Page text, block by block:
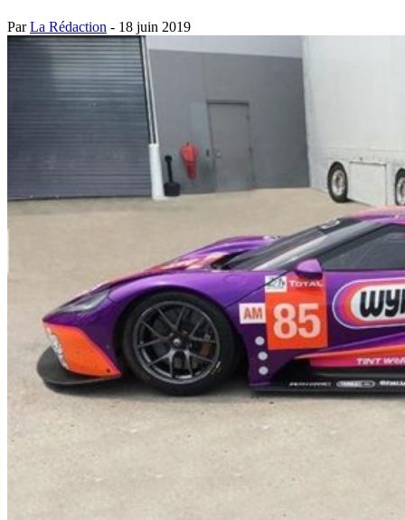
ParLa Rédaction - 18 juin 2019